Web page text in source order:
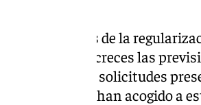
cifras oficiales de la
superado con creces las
de 1.174.978 solicitudes
migrantes se han acogido a